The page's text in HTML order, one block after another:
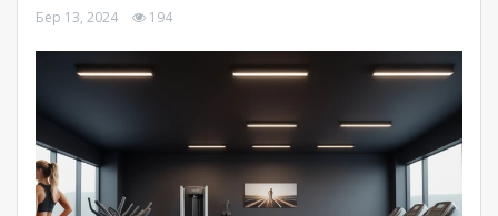
Бер 13, 2024 194